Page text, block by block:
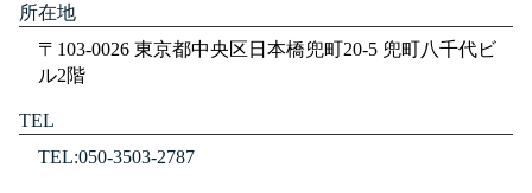
所在地
〒103-0026 東京都中央区日本橋兜町20-5 兜町八千代ビ
ル2階
TEL
TEL:050-3503-2787